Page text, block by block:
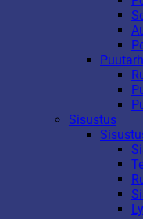
Sisustus